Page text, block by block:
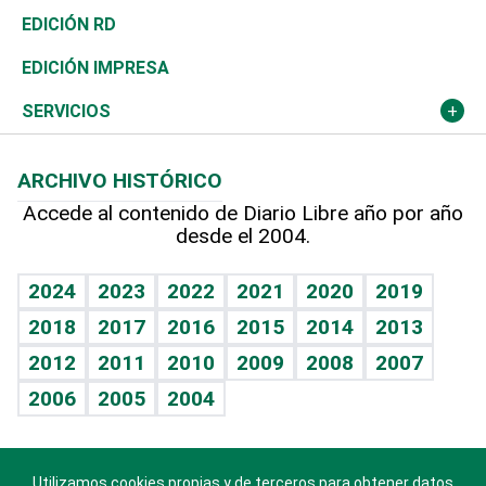
Ocenanía
Caribe
Resto del mundo
Telecom.
Global y variable
Economía personal
Sociales
Novedades
Podcast Arte Libre
Hablando con el pediatra
Vida y familia
Eñe
Celebrando la vida
Sin complejos
En pocas palabras
Tenis
Olimpismo
Más deportes
Línea de hit
TBT Deportivo
El Espía
Noticiero Poteleche
Columnistas
Más firmas
Historia
Martes de tecnología
Cambio climático
Revista
Deportes
Opinión
Hecho en casa
Guía del dinero
EDICIÓN RD
EDICIÓN IMPRESA
SERVICIOS
Cumpleaños
Horóscopos
Crucigramas
ARCHIVO HISTÓRICO
Accede al contenido de Diario Libre año por año
desde el 2004.
2024 2023 2022 2021 2020
2019
2018
2017 2016 2015 2014
2013
2012
2011 2010 2009 2008
2007
2006
2005 2004